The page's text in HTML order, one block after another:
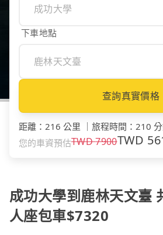
下車地點
查詢真實價格
距離 ： 216 公里 旅程時間 ： 210
您的車資預估TWD7900TWD
成功大學到鹿林天文臺
人座包車$7320